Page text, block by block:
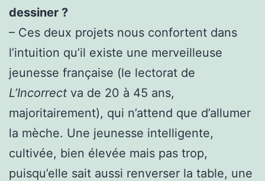
dessiner ?
– Ces deux projets nous confortent dans
l’intuition qu’il existe une merveilleuse
jeunesse française (le lectorat de
L’Incorrect va de 20 à 45 ans,
majoritairement), qui n’attend que d’allumer
la mèche. Une jeunesse intelligente,
cultivée, bien élevée mais pas trop,
puisqu’elle sait aussi renverser la table, une